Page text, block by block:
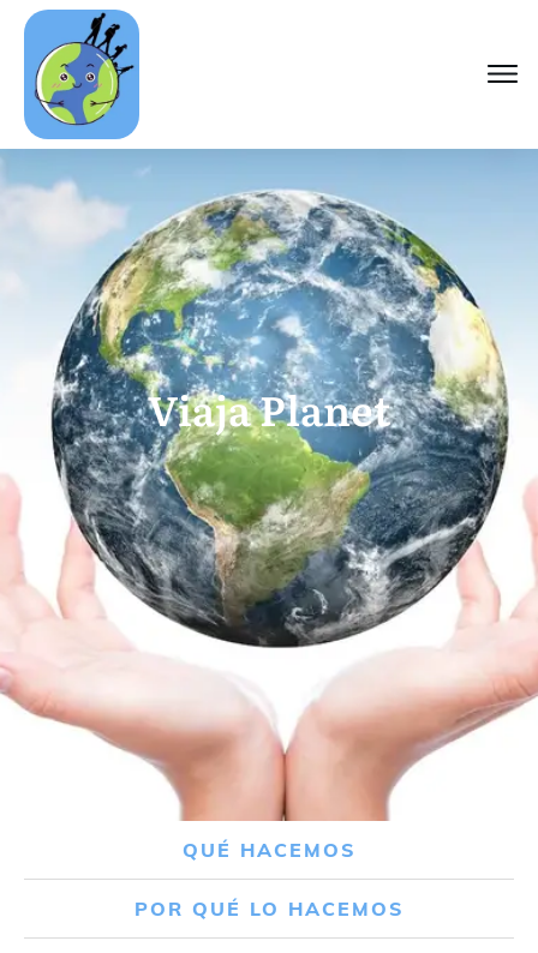
Viaja Planet
QUÉ HACEMOS
POR QUÉ LO HACEMOS